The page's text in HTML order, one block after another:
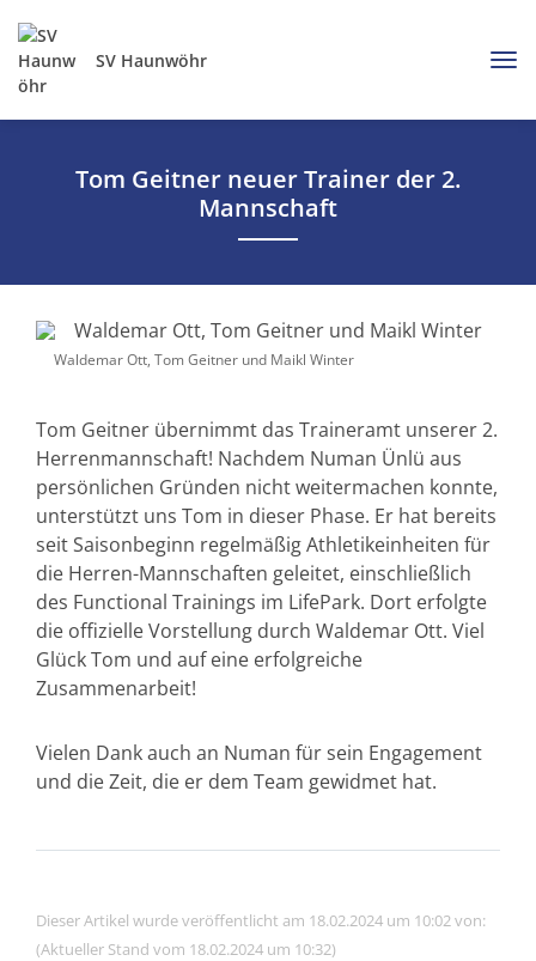
SV Haunwöhr
Tom Geitner neuer Trainer der 2.
Mannschaft
Waldemar Ott, Tom Geitner und Maikl Winter
Tom Geitner übernimmt das Traineramt unserer 2.
Herrenmannschaft! Nachdem Numan Ünlü aus
persönlichen Gründen nicht weitermachen konnte,
unterstützt uns Tom in dieser Phase. Er hat bereits
seit Saisonbeginn regelmäßig Athletikeinheiten für
die Herren-Mannschaften geleitet, einschließlich
des Functional Trainings im LifePark. Dort erfolgte
die offizielle Vorstellung durch Waldemar Ott. Viel
Glück Tom und auf eine erfolgreiche
Zusammenarbeit!
Vielen Dank auch an Numan für sein Engagement
und die Zeit, die er dem Team gewidmet hat.
Dieser Artikel wurde veröffentlicht am 18.02.2024 um 10:02 von:
(Aktueller Stand vom 18.02.2024 um 10:32)